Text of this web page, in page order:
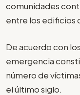
comunidades
entre los edificios
De acuerdo con
emergencia
número de
el último siglo.